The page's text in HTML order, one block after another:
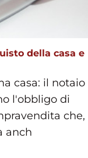
della casa e
casa: il notaio
l'obbligo di
che,
anch